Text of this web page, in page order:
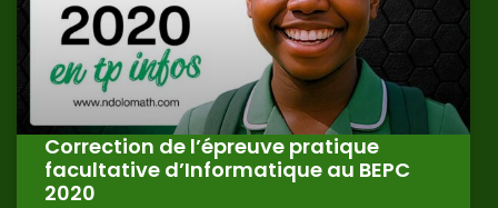
Correction de l’épreuve pratique
facultative d’Informatique au BEPC
2020